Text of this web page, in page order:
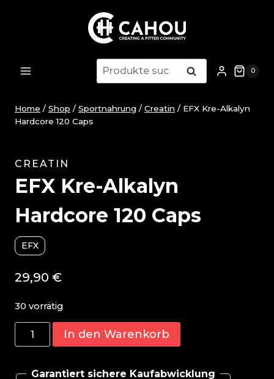
Suche
nach:
Suche 0
Home / Shop / Sportnahrung / Creatin / EFX Kre-Alkalyn
Hardcore 120 Caps
CREATIN
EFX Kre-Alkalyn
Hardcore 120 Caps
EFX
29,90 €
30 vorrätig
EFX
Kre-
Hardcore
In den Warenkorb
Garantiert sichere Kaufabwicklung